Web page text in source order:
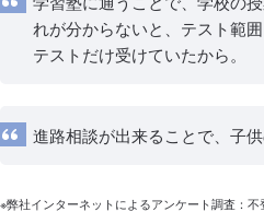
れが分からないと、テスト範
テストだけ受けていたから。
進路相談が出来ることで、子
※弊社インターネットによるアンケート調査：不